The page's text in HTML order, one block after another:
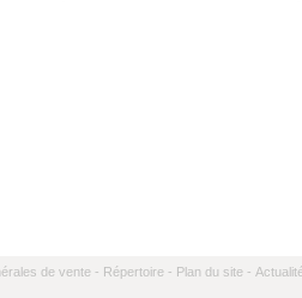
de vente - Répertoire - Plan du site -